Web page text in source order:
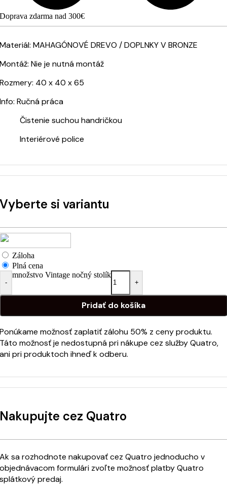
Doprava zdarma nad 300€
Materiál: MAHAGÓNOVÉ DREVO / DOPLNKY V BRONZE
Montáž: Nie je nutná montáž
Rozmery: 40 x 40 x 65
Info: Ručná práca
Čistenie suchou handričkou
Interiérové police
Vyberte si variantu
Záloha
Plná cena
-
množstvo Vintage nočný stolík
+
Pridať do košíka
Ponúkame možnosť zaplatiť zálohu 50% z ceny produktu.
Táto možnosť je nedostupná pri nákupe cez služby Quatro,
ani pri produktoch ihneď k odberu.
Nakupujte cez Quatro
Ak sa rozhodnote nakupovať cez Quatro jednoducho v
objednávacom formulári zvoľte možnosť platby Quatro
splátkový predaj.